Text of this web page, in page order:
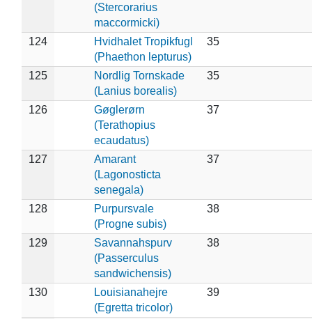
(Stercorarius
maccormicki)
124
Hvidhalet Tropikfugl
(Phaethon lepturus)
35
125
Nordlig Tornskade
(Lanius borealis)
35
126
Gøglerørn
(Terathopius
ecaudatus)
37
127
Amarant
(Lagonosticta
senegala)
37
128
Purpursvale
(Progne subis)
38
129
Savannahspurv
(Passerculus
sandwichensis)
38
130
Louisianahejre
(Egretta tricolor)
39